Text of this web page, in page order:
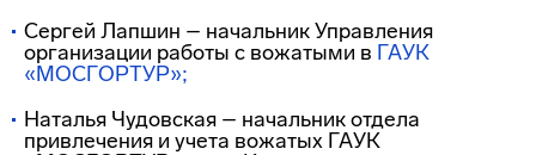
Сергей Лапшин – начальник Управления
организации работы с вожатыми в ГАУК
«МОСГОРТУР»;
Наталья Чудовская – начальник отдела
привлечения и учета вожатых ГАУК